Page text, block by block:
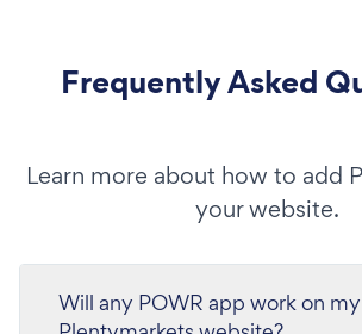
Frequently Asked
Learn more about how to add
your website.
Will any POWR app work on my